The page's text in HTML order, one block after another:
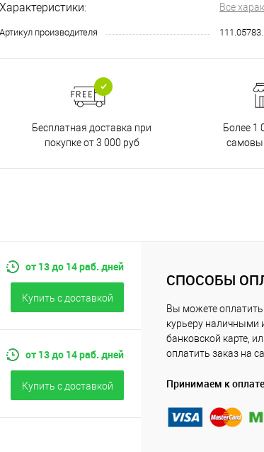
Характеристики: Все
Артикул производителя
Бесплатная доставка при
покупке от 3 000 руб
Более 1
от 13 до 14 раб. дней
Купить c доставкой
от 13 до 14 раб. дней
Купить c доставкой
СПОСОБЫ
Вы можете оплатить
курьеру наличными
банковской карте,
оплатить заказ на
Принимаем к оплате